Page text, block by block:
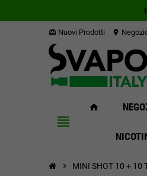
card_giftcard Nuovi Prodotti location_on
view_headline
home
chevron_right MINI SHOT 10 + 10